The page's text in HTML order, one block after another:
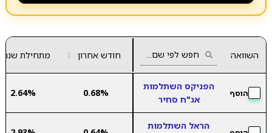
השוואה חודש אחרון ▲
▼ מתחילת שנה
הוסף
הפניקס השתלמות
אג"ח סחיר
0.68%
2.64%
הראל השתלמות